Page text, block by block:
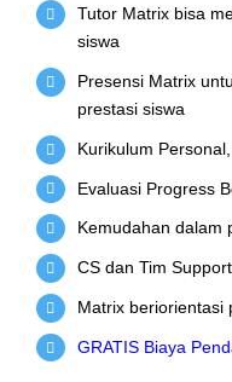
Tutor Matrix bisa
siswa
Presensi Matrix
prestasi siswa
Kurikulum
Evaluasi Progress
Kemudahan dalam
CS dan Tim
Matrix beriorientasi
GRATIS Biaya